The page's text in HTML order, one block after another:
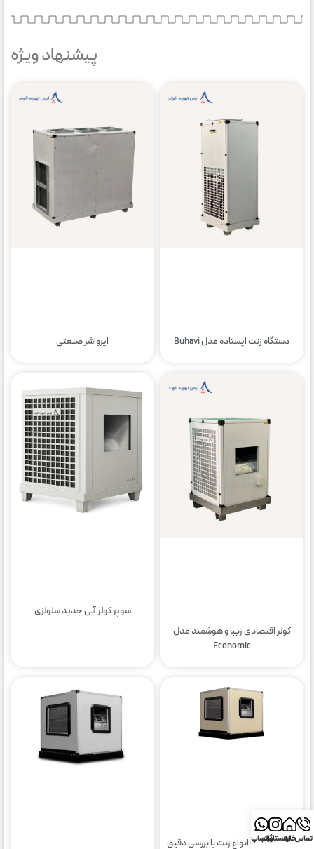
پیشنهاد ویژه
دستگاه زنت ایستاده مدل Buhavi ایرواشر صنعتی
کولر اقتصادی زیبا و هوشمند مدل
Economic
سوپر کولر آبی جدید سلولزی
زنت چیست و انواع زنت با بررسی دقیقتماسخانهاینستاگرامواتساپ